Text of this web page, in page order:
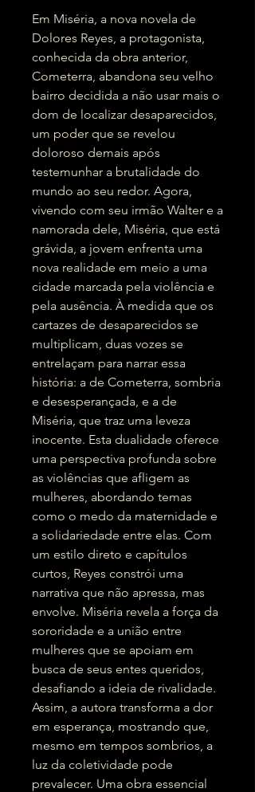
Em Miséria, a nova novela de
Dolores Reyes, a protagonista,
conhecida da obra anterior,
Cometerra, abandona seu velho
bairro decidida a não usar mais o
dom de localizar desaparecidos,
um poder que se revelou
doloroso demais após
testemunhar a brutalidade do
mundo ao seu redor. Agora,
vivendo com seu irmão Walter e a
namorada dele, Miséria, que está
grávida, a jovem enfrenta uma
nova realidade em meio a uma
cidade marcada pela violência e
pela ausência. À medida que os
cartazes de desaparecidos se
multiplicam, duas vozes se
entrelaçam para narrar essa
história: a de Cometerra, sombria
e desesperançada, e a de
Miséria, que traz uma leveza
inocente. Esta dualidade oferece
uma perspectiva profunda sobre
as violências que afligem as
mulheres, abordando temas
como o medo da maternidade e
a solidariedade entre elas. Com
um estilo direto e capítulos
curtos, Reyes constrói uma
narrativa que não apressa, mas
envolve. Miséria revela a força da
sororidade e a união entre
mulheres que se apoiam em
busca de seus entes queridos,
desafiando a ideia de rivalidade.
Assim, a autora transforma a dor
em esperança, mostrando que,
mesmo em tempos sombrios, a
luz da coletividade pode
prevalecer. Uma obra essencial